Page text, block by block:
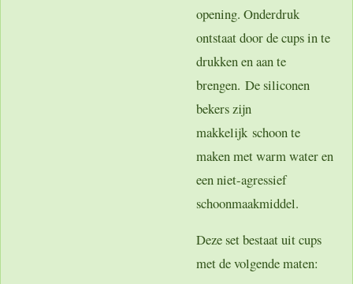
opening. Onderdruk
ontstaat door de cups in te
drukken en aan te
brengen. De siliconen
bekers zijn
makkelijk schoon te
maken met warm water en
een niet-agressief
schoonmaakmiddel.
Deze set bestaat uit cups
met de volgende maten: